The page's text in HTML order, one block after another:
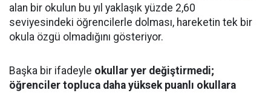
alan bir okulun bu yıl yaklaşık yüzde 2,60
seviyesindeki öğrencilerle dolması, hareketin tek bir
okula özgü olmadığını gösteriyor.
Başka bir ifadeyle okullar yer değiştirmedi;
öğrenciler topluca daha yüksek puanlı okullara